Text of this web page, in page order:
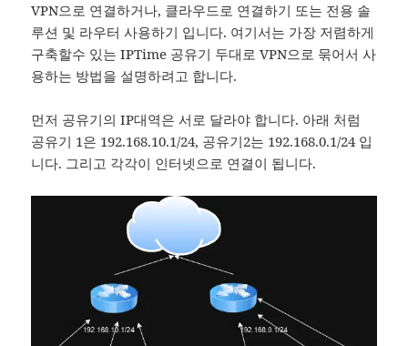
VPN으로 연결하거나, 클라우드로 연결하기 또는 전용 솔
루션 및 라우터 사용하기 입니다. 여기서는 가장 저렴하게
구축할수 있는 IPTime 공유기 두대로 VPN으로 묶어서 사
용하는 방법을 설명하려고 합니다.
먼저 공유기의 IP대역은 서로 달라야 합니다. 아래 처럼
공유기 1은 192.168.10.1/24, 공유기2는 192.168.0.1/24 입
니다. 그리고 각각이 인터넷으로 연결이 됩니다.